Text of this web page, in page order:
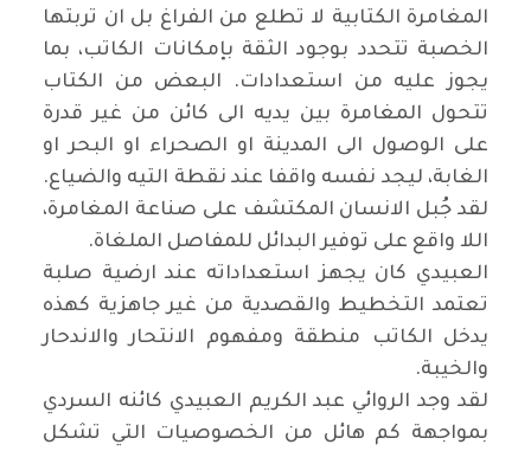
المغامرة الكتابية لا تطلع من الفراغ بل ان تربتها
الخصبة تتحدد بوجود الثقة بإمكانات الكاتب، بما
يجوز عليه من استعدادات. البعض من الكتاب
تتحول المغامرة بين يديه الى كائن من غير قدرة
على الوصول الى المدينة او الصحراء او البحر او
الغابة، ليجد نفسه واقفا عند نقطة التيه والضياع.
لقد جُبل الانسان المكتشف على صناعة المغامرة،
اللا واقع على توفير البدائل للمفاصل الملغاة.
العبيدي كان يجهز استعداداته عند ارضية صلبة
تعتمد التخطيط والقصدية من غير جاهزية كهذه
يدخل الكاتب منطقة ومفهوم الانتحار والاندحار
والخيبة.
لقد وجد الروائي عبد الكريم العبيدي كائنه السردي
بمواجهة كم هائل من الخصوصيات التي تشكل